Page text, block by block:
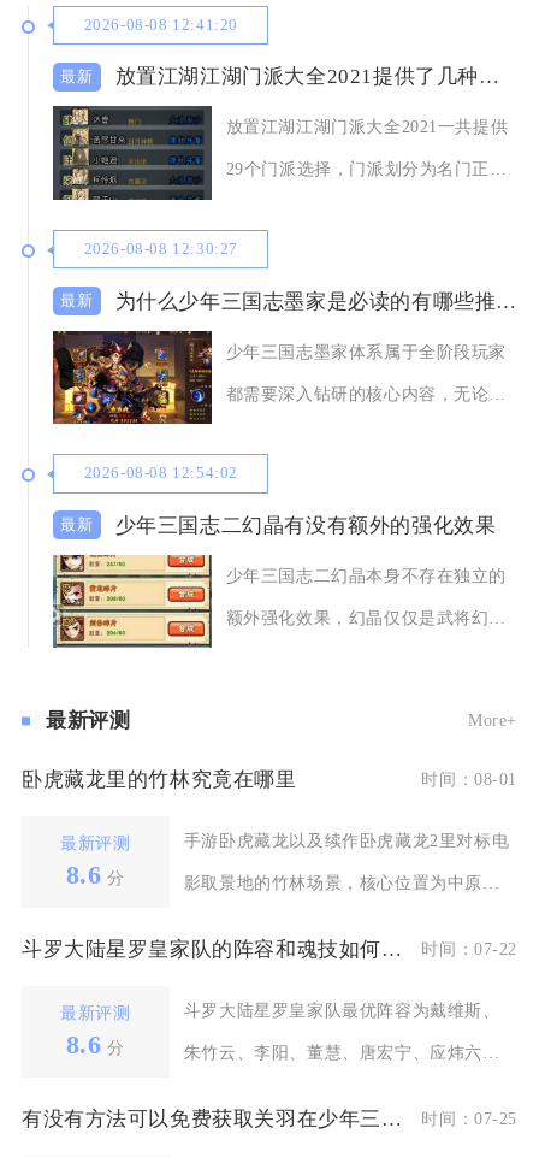
2026-08-08 12:41:20
放置江湖江湖门派大全2021提供了几种门派选择
放置江湖江湖门派大全2021一共提供
29个门派选择，门派划分为名门正
2026-08-08 12:30:27
为什么少年三国志墨家是必读的有哪些推荐理由
少年三国志墨家体系属于全阶段玩家
都需要深入钻研的核心内容，无论新
2026-08-08 12:54:02
少年三国志二幻晶有没有额外的强化效果
少年三国志二幻晶本身不存在独立的
额外强化效果，幻晶仅仅是武将幻紫
最新评测 More+
卧虎藏龙里的竹林究竟在哪里 时间：08-01
最新评测
8.6 分
手游卧虎藏龙以及续作卧虎藏龙2里对标电
影取景地的竹林场景，核心位置为中原区
斗罗大陆星罗皇家队的阵容和魂技如何进行搭配的 时间：07-22
最新评测
8.6 分
斗罗大陆星罗皇家队最优阵容为戴维斯、
朱竹云、李阳、董慧、唐宏宁、应炜六人
有没有方法可以免费获取关羽在少年三国志里 时间：07-25